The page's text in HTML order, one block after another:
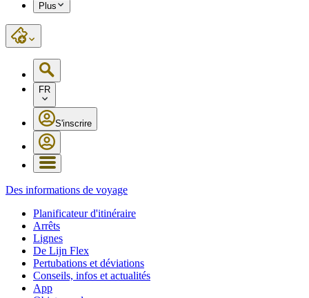
Plus
FR
S'inscrire
Des informations de voyage
Planificateur d'itinéraire
Arrêts
Lignes
De Lijn Flex
Pertubations et déviations
Conseils, infos et actualités
App